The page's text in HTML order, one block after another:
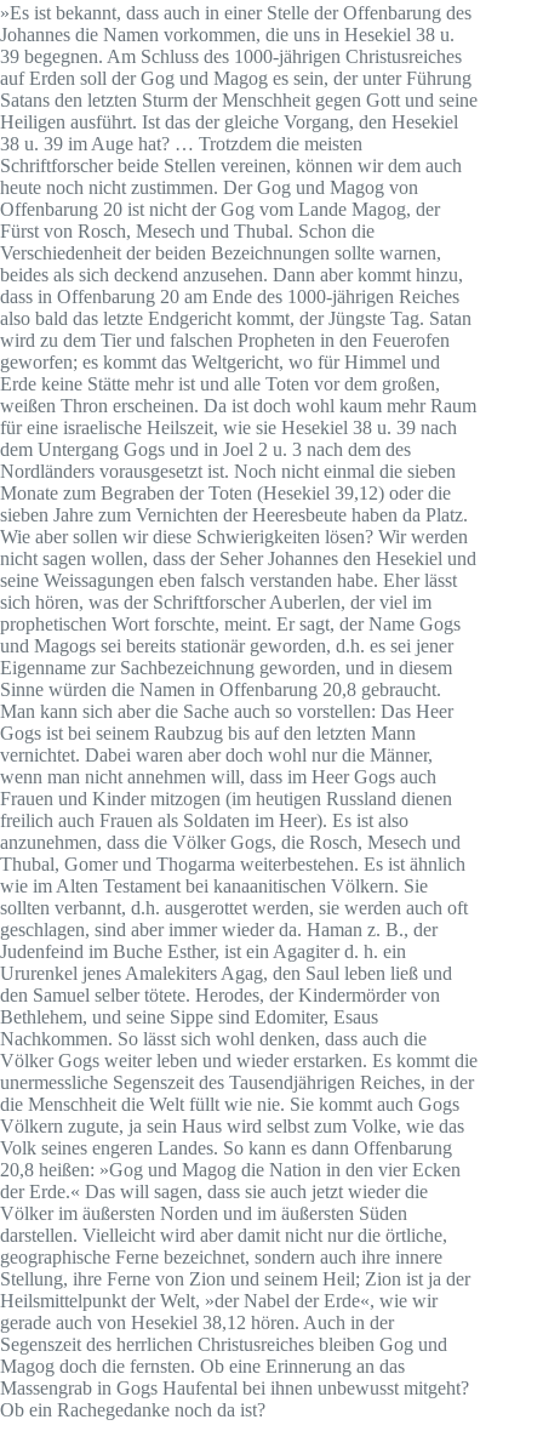
»Es ist bekannt, dass auch in einer Stelle der Offenbarung des
Johannes die Namen vorkommen, die uns in Hesekiel 38 u.
39 begegnen. Am Schluss des 1000-jährigen Christusreiches
auf Erden soll der Gog und Magog es sein, der unter Führung
Satans den letzten Sturm der Menschheit gegen Gott und seine
Heiligen ausführt. Ist das der gleiche Vorgang, den Hesekiel
38 u. 39 im Auge hat? … Trotzdem die meisten
Schriftforscher beide Stellen vereinen, können wir dem auch
heute noch nicht zustimmen. Der Gog und Magog von
Offenbarung 20 ist nicht der Gog vom Lande Magog, der
Fürst von Rosch, Mesech und Thubal. Schon die
Verschiedenheit der beiden Bezeichnungen sollte warnen,
beides als sich deckend anzusehen. Dann aber kommt hinzu,
dass in Offenbarung 20 am Ende des 1000-jährigen Reiches
also bald das letzte Endgericht kommt, der Jüngste Tag. Satan
wird zu dem Tier und falschen Propheten in den Feuerofen
geworfen; es kommt das Weltgericht, wo für Himmel und
Erde keine Stätte mehr ist und alle Toten vor dem großen,
weißen Thron erscheinen. Da ist doch wohl kaum mehr Raum
für eine israelische Heilszeit, wie sie Hesekiel 38 u. 39 nach
dem Untergang Gogs und in Joel 2 u. 3 nach dem des
Nordländers vorausgesetzt ist. Noch nicht einmal die sieben
Monate zum Begraben der Toten (Hesekiel 39,12) oder die
sieben Jahre zum Vernichten der Heeresbeute haben da Platz.
Wie aber sollen wir diese Schwierigkeiten lösen? Wir werden
nicht sagen wollen, dass der Seher Johannes den Hesekiel und
seine Weissagungen eben falsch verstanden habe. Eher lässt
sich hören, was der Schriftforscher Auberlen, der viel im
prophetischen Wort forschte, meint. Er sagt, der Name Gogs
und Magogs sei bereits stationär geworden, d.h. es sei jener
Eigenname zur Sachbezeichnung geworden, und in diesem
Sinne würden die Namen in Offenbarung 20,8 gebraucht.
Man kann sich aber die Sache auch so vorstellen: Das Heer
Gogs ist bei seinem Raubzug bis auf den letzten Mann
vernichtet. Dabei waren aber doch wohl nur die Männer,
wenn man nicht annehmen will, dass im Heer Gogs auch
Frauen und Kinder mitzogen (im heutigen Russland dienen
freilich auch Frauen als Soldaten im Heer). Es ist also
anzunehmen, dass die Völker Gogs, die Rosch, Mesech und
Thubal, Gomer und Thogarma weiterbestehen. Es ist ähnlich
wie im Alten Testament bei kanaanitischen Völkern. Sie
sollten verbannt, d.h. ausgerottet werden, sie werden auch oft
geschlagen, sind aber immer wieder da. Haman z. B., der
Judenfeind im Buche Esther, ist ein Agagiter d. h. ein
Ururenkel jenes Amalekiters Agag, den Saul leben ließ und
den Samuel selber tötete. Herodes, der Kindermörder von
Bethlehem, und seine Sippe sind Edomiter, Esaus
Nachkommen. So lässt sich wohl denken, dass auch die
Völker Gogs weiter leben und wieder erstarken. Es kommt die
unermessliche Segenszeit des Tausendjährigen Reiches, in der
die Menschheit die Welt füllt wie nie. Sie kommt auch Gogs
Völkern zugute, ja sein Haus wird selbst zum Volke, wie das
Volk seines engeren Landes. So kann es dann Offenbarung
20,8 heißen: »Gog und Magog die Nation in den vier Ecken
der Erde.« Das will sagen, dass sie auch jetzt wieder die
Völker im äußersten Norden und im äußersten Süden
darstellen. Vielleicht wird aber damit nicht nur die örtliche,
geographische Ferne bezeichnet, sondern auch ihre innere
Stellung, ihre Ferne von Zion und seinem Heil; Zion ist ja der
Heilsmittelpunkt der Welt, »der Nabel der Erde«, wie wir
gerade auch von Hesekiel 38,12 hören. Auch in der
Segenszeit des herrlichen Christusreiches bleiben Gog und
Magog doch die fernsten. Ob eine Erinnerung an das
Massengrab in Gogs Haufental bei ihnen unbewusst mitgeht?
Ob ein Rachegedanke noch da ist?